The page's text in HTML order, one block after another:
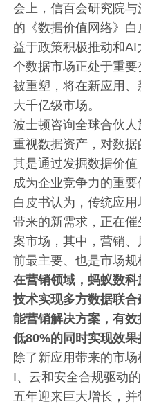
会上，信百会研究院
的《数据价值网络》白
益于政策积极推动和
个数据市场正处于重
被重塑，将在新应用
大千亿级市场。
波士顿咨询全球合伙
重视数据资产，对数
其是通过发掘数据价
成为企业竞争力的重要
白皮书认为，传统应
带来的新需求，正在
案市场，其中，营销
前最主要、也是市场规
在营销领域，蚂蚁数
技术实现多方数据联
能营销解决方案，有
低80%的同时实现效果
除了新应用带来的市
I、云和安全合规驱动
五年迎来巨大增长，